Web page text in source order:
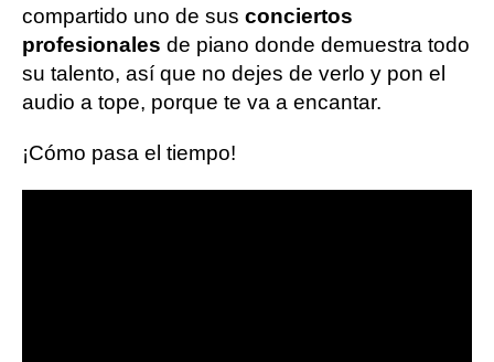
compartido uno de sus conciertos
profesionales de piano donde demuestra todo
su talento, así que no dejes de verlo y pon el
audio a tope, porque te va a encantar.
¡Cómo pasa el tiempo!